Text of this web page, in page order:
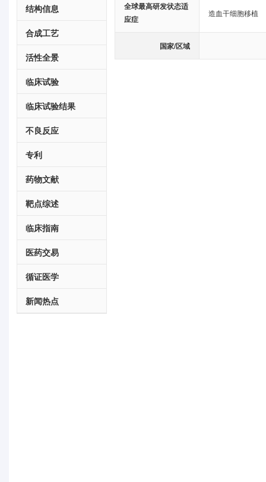
结构信息
合成工艺
活性全景
临床试验
临床试验结果
不良反应
专利
药物文献
靶点综述
临床指南
医药交易
循证医学
新闻热点
全球最高研发状态适
应症
造血干细胞移植
国家/区域